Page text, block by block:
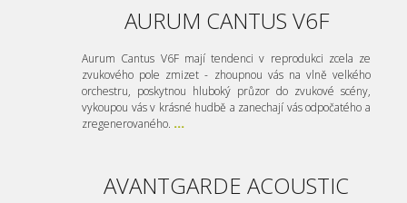
AURUM CANTUS V6F
Aurum Cantus V6F mají tendenci v reprodukci zcela ze
zvukového pole zmizet - zhoupnou vás na vlně velkého
orchestru, poskytnou hluboký průzor do zvukové scény,
vykoupou vás v krásné hudbě a zanechají vás odpočatého a
zregenerovaného. ...
AVANTGARDE ACOUSTIC